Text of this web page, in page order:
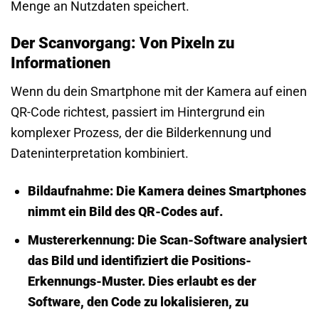
Menge an Nutzdaten speichert.
Der Scanvorgang: Von Pixeln zu
Informationen
Wenn du dein Smartphone mit der Kamera auf einen
QR-Code richtest, passiert im Hintergrund ein
komplexer Prozess, der die Bilderkennung und
Dateninterpretation kombiniert.
Bildaufnahme:Die Kamera deines Smartphones
nimmt ein Bild des QR-Codes auf.
Mustererkennung:Die Scan-Software analysiert
das Bild und identifiziert die Positions-
Erkennungs-Muster. Dies erlaubt es der
Software, den Code zu lokalisieren, zu